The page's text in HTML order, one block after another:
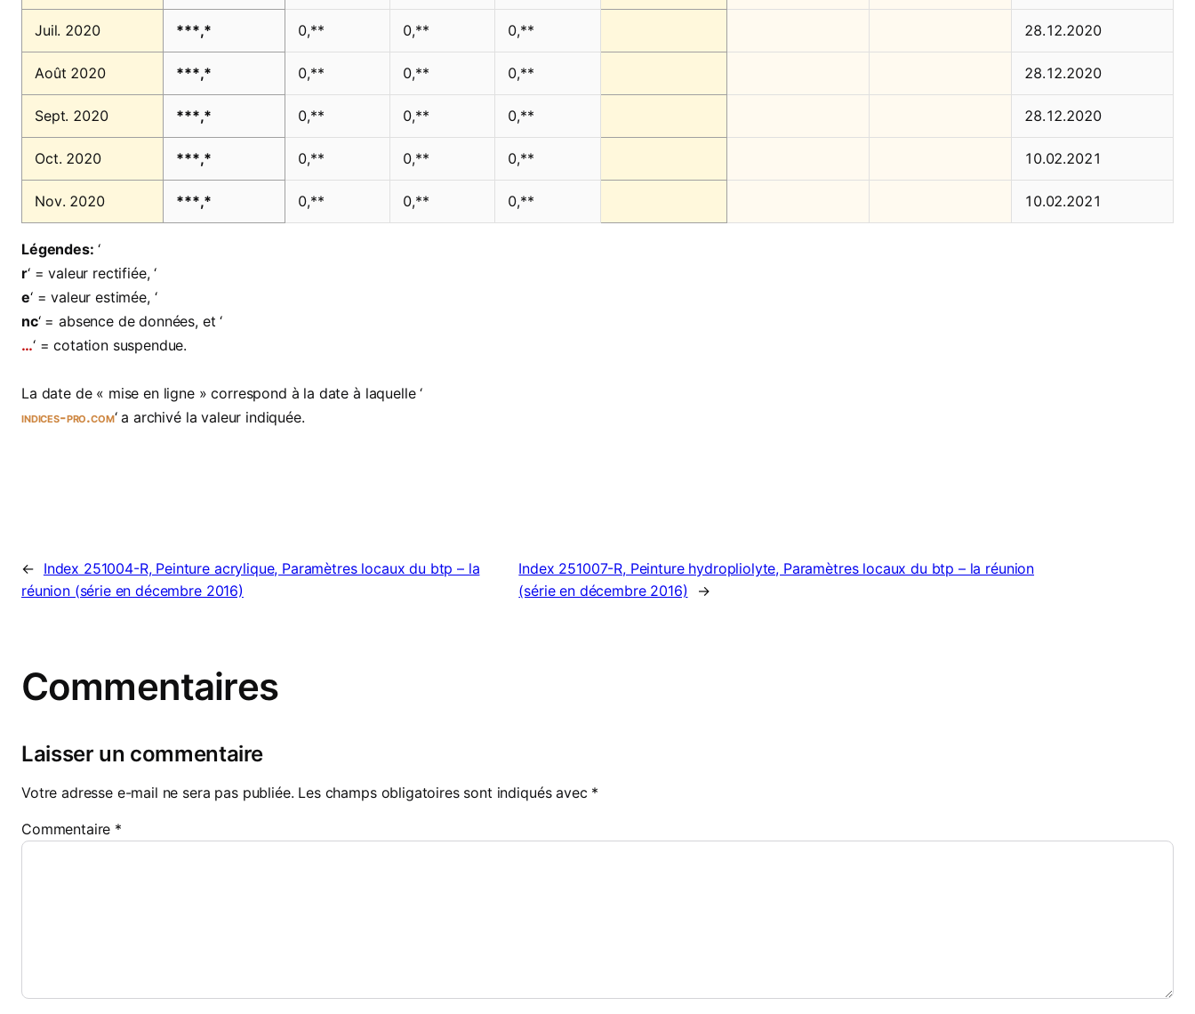
Juil. 2020 ***,* 0,** 0,** 0,** 28.12.2020
Août 2020 ***,* 0,** 0,** 0,** 28.12.2020
Sept. 2020 ***,* 0,** 0,** 0,** 28.12.2020
Oct. 2020 ***,* 0,** 0,** 0,** 10.02.2021
Nov. 2020 ***,* 0,** 0,** 0,** 10.02.2021
Légendes: ‘
r‘ = valeur rectifiée, ‘
e‘ = valeur estimée, ‘
nc‘ = absence de données, et ‘
…‘ = cotation suspendue.
La date de « mise en ligne » correspond à la date à laquelle ‘
indices-pro.com‘ a archivé la valeur indiquée.
← Index 251004-R, Peinture acrylique, Paramètres locaux du btp – la
réunion (série en décembre 2016)
Index 251007-R, Peinture hydropliolyte, Paramètres locaux du btp – la réunion
(série en décembre 2016)
→
Commentaires
Laisser un commentaire
Votre adresse e-mail ne sera pas publiée. Les champs obligatoires sont indiqués avec *
Commentaire *